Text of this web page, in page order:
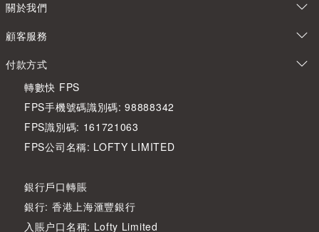
關於我們
顧客服務
付款方式
轉數快 FPS
FPS手機號碼識別碼: 98888342
FPS識別碼: 161721063
FPS公司名稱: LOFTY LIMITED
銀行戶口轉賬
銀行: 香港上海滙豐銀行
入賬户口名稱: Lofty Limited